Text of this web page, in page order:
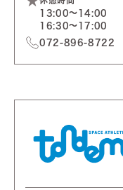
13:00～14:00
16:30～17:00
072-896-8722